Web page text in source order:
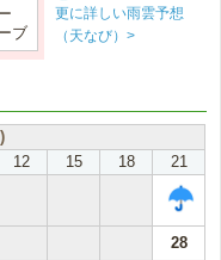
ブ
更に詳しい雨雲予想
（天なび）>
12 15 18 21
28